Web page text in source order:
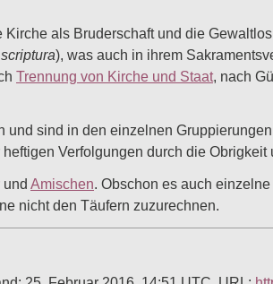
als Bruderschaft und die
), was auch in ihrem
Trennung von Kirche und Staat, nach
sind in den einzelnen
Verfolgungen durch die Obrigkeit
und Amischen. Obschon es auch
nicht den Täufern zuzurechnen.